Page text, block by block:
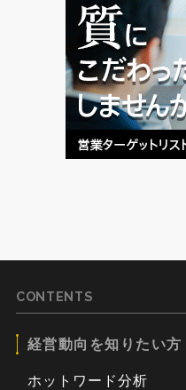
CONTENTS
経営動向を知りたい方
ホットワード分析